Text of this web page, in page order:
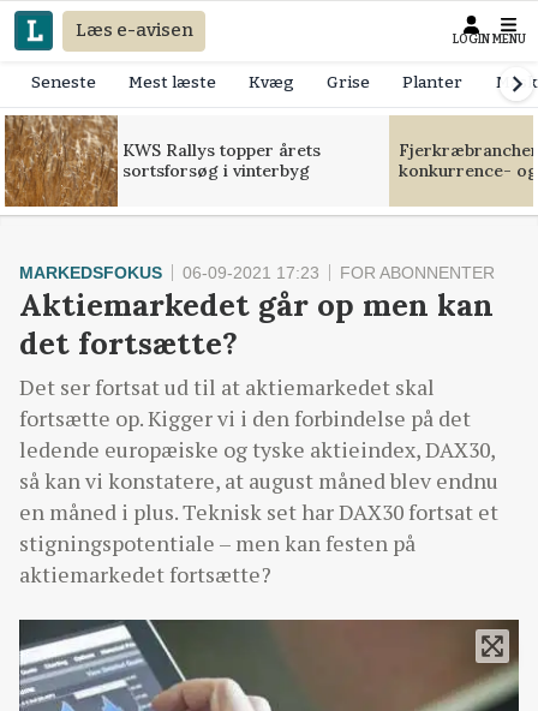
Læs e-avisen LOGIN MENU
Seneste Mest læste Kvæg Grise Planter
KWS Rallys topper årets
sortsforsøg i vinterbyg
konkurrence-
MARKEDSFOKUS 06-09-2021 17:23 FOR ABONNENTER
Aktiemarkedet går op men kan
det fortsætte?
Det ser fortsat ud til at aktiemarkedet skal
fortsætte op. Kigger vi i den forbindelse på det
ledende europæiske og tyske aktieindex, DAX30,
så kan vi konstatere, at august måned blev endnu
en måned i plus. Teknisk set har DAX30 fortsat et
stigningspotentiale – men kan festen på
aktiemarkedet fortsætte?